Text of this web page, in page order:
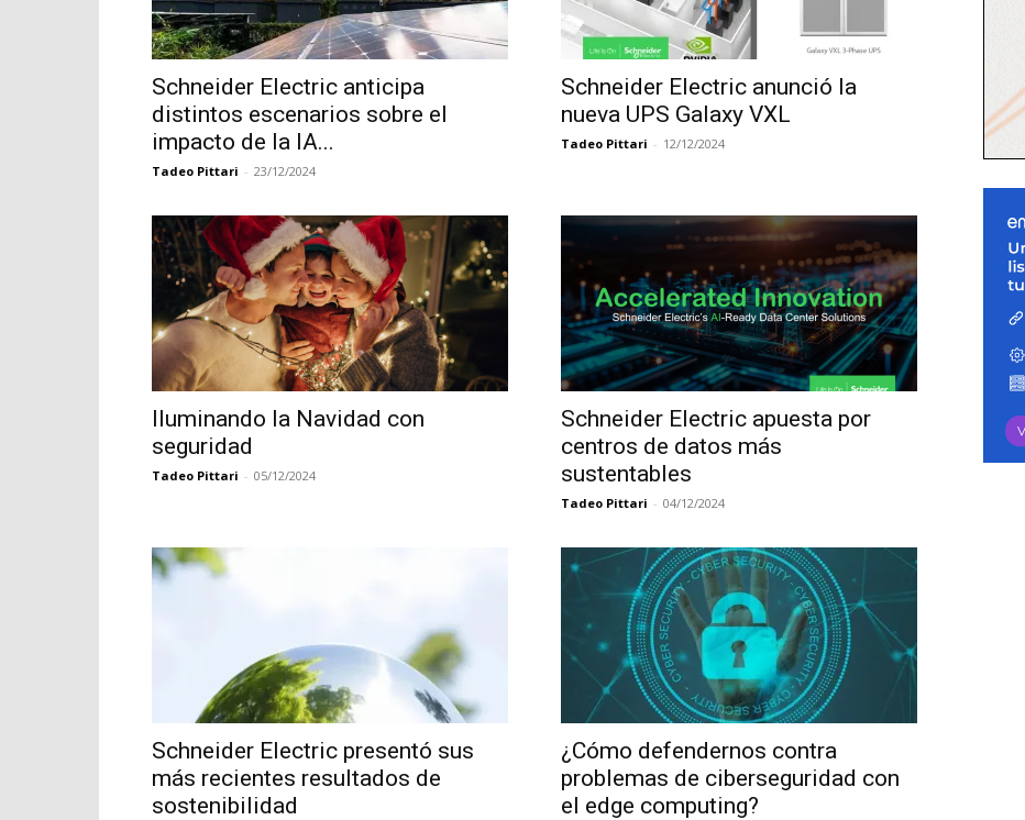
Schneider Electric anticipa
distintos escenarios sobre el
impacto de la IA...
Tadeo Pittari - 23/12/2024
Schneider Electric anunció la
nueva UPS Galaxy VXL
Tadeo Pittari - 12/12/2024
Iluminando la Navidad con
seguridad
Tadeo Pittari - 05/12/2024
Schneider Electric apuesta por
centros de datos más
sustentables
Tadeo Pittari - 04/12/2024
Schneider Electric presentó sus
más recientes resultados de
sostenibilidad
¿Cómo defendernos contra
problemas de ciberseguridad con
el edge computing?